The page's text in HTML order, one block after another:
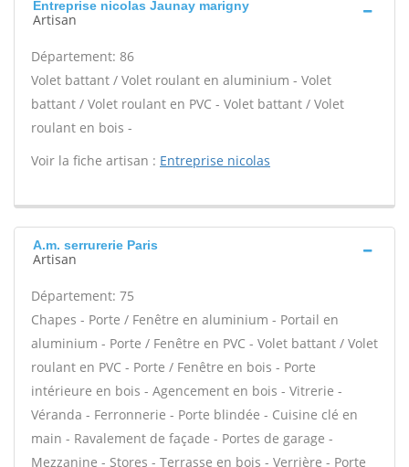
Entreprise nicolas Jaunay marigny
Artisan
Département: 86
Volet battant / Volet roulant en aluminium - Volet
battant / Volet roulant en PVC - Volet battant / Volet
roulant en bois -
Voir la fiche artisan : Entreprise nicolas
A.m. serrurerie Paris
Artisan
Département: 75
Chapes - Porte / Fenêtre en aluminium - Portail en
aluminium - Porte / Fenêtre en PVC - Volet battant / Volet
roulant en PVC - Porte / Fenêtre en bois - Porte
intérieure en bois - Agencement en bois - Vitrerie -
Véranda - Ferronnerie - Porte blindée - Cuisine clé en
main - Ravalement de façade - Portes de garage -
Mezzanine - Stores - Terrasse en bois - Verrière - Porte